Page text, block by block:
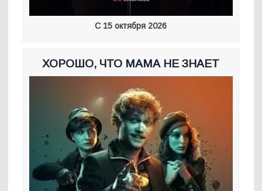
С 15 октября 2026
ХОРОШО, ЧТО МАМА НЕ ЗНАЕТ